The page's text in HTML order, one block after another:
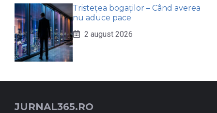
Tristețea bogaților – Când averea
nu aduce pace
2 august 2026
JURNAL365.RO